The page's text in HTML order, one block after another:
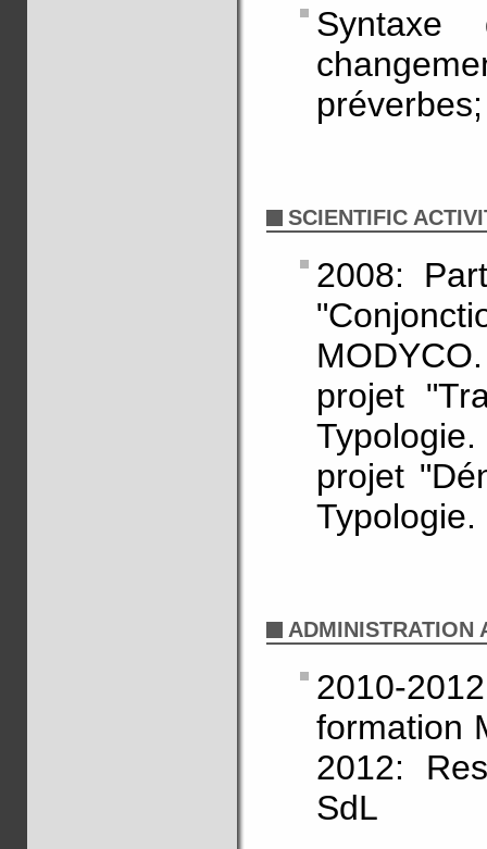
Syntaxe
SCIENTIFIC
2008:
projet
projet
Typologie.
ADMINISTRATION
2010-
formation
2012:
SdL